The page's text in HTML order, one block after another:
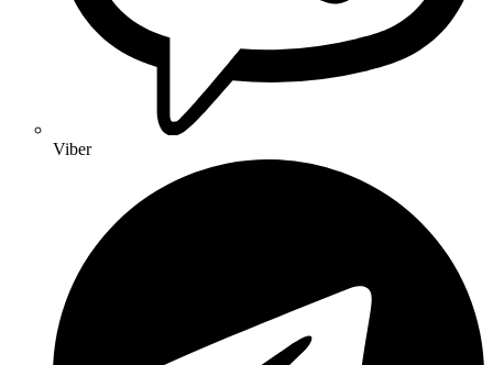
Viber